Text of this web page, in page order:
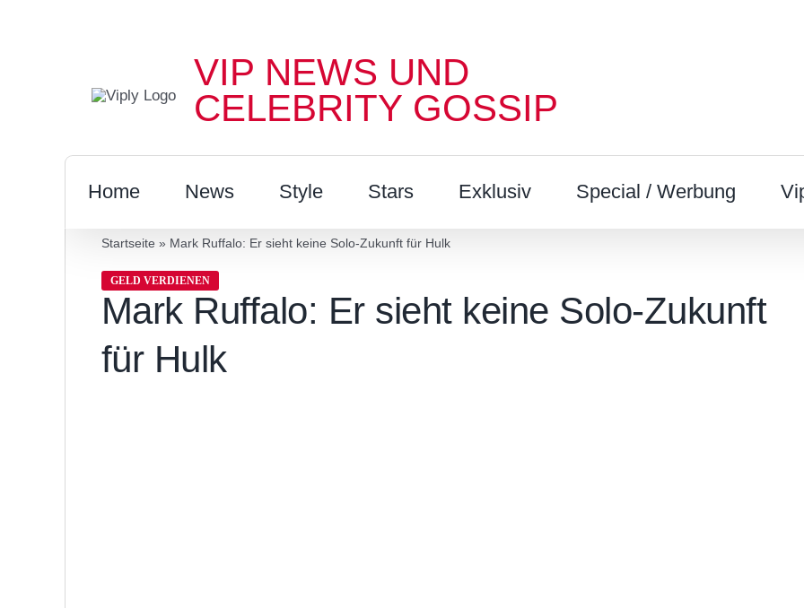
VIP NEWS UND
CELEBRITY GOSSIP
Home News Style Stars Exklusiv Special / Werbung
Startseite » Mark Ruffalo: Er sieht keine Solo-Zukunft für Hulk
GELD VERDIENEN
Mark Ruffalo: Er sieht keine Solo-Zukunft
für Hulk